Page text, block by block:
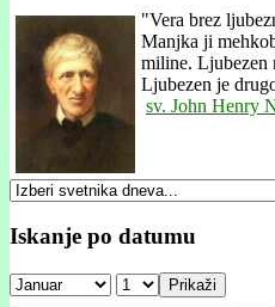
"Vera brez
Manjka ji
miline. Ljubezen
Ljubezen je
sv. John Henry
Iskanje po datumu
Prikaži